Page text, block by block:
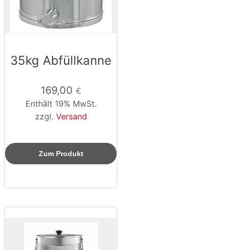
35kg Abfüllkanne
169,00 €
Enthält 19% MwSt.
zzgl. Versand
Zum Produkt